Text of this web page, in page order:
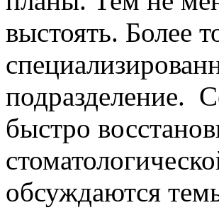
выстоять. Более
подразделение.
быстро
обсуждаются